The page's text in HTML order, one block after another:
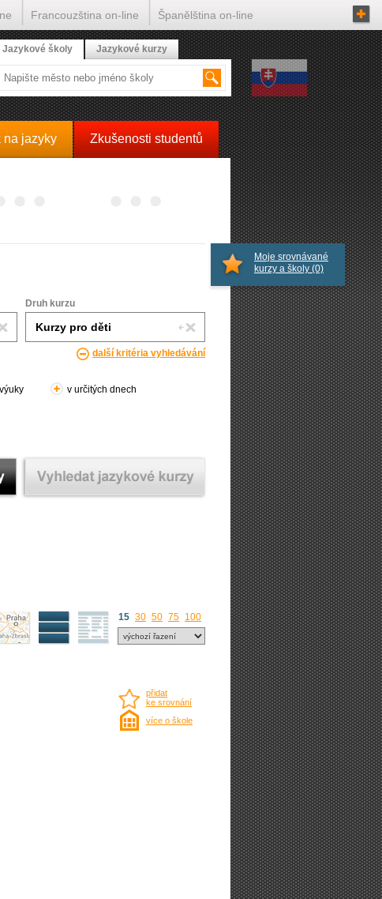
na jazyky Zkušenosti studentů
Druh kurzu
další kritéria vyhledávání
v určitých dnech
15 30 50 75 100
přidat
ke srovnání
více o škole
Moje srovnávané
kurzy a školy (0)
Jazykové školy Jazykové kurzy
Francouzština on-line Španělština on-line